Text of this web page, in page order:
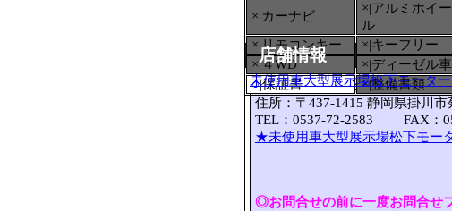
×|カーナビ
×|アルミホイー
ル
×|リモコンキー
×|キーフリー
×|４WD
×|ディーゼル車
○|保証書 ×|整備書類
店舗情報
未使用車大型展示場松下モータ
住所：〒437-1415 静岡県掛川市
TEL：0537-72-2583 FAX：
★未使用車大型展示場松下モー
◎お問合せの前に一度お問合せ